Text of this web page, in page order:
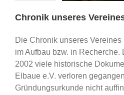
Chronik unseres
Die Chronik unseres
im Aufbau bzw. in Recherche.
2002 viele historische
Elbaue e.V. verloren
Gründungsurkunde nicht